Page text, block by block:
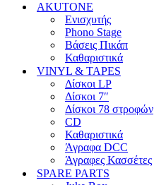
AKUTONE
Ενισχυτής
Phono Stage
Βάσεις Πικάπ
Καθαριστικά
VINYL & TAPES
Δίσκοι LP
Δίσκοι 7″
Δίσκοι 78 στροφών
CD
Καθαριστικά
Άγραφα DCC
Άγραφες Κασσέτες
SPARE PARTS